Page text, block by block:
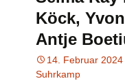
Köck,
Antje
14. Februar 2024
Suhrkamp